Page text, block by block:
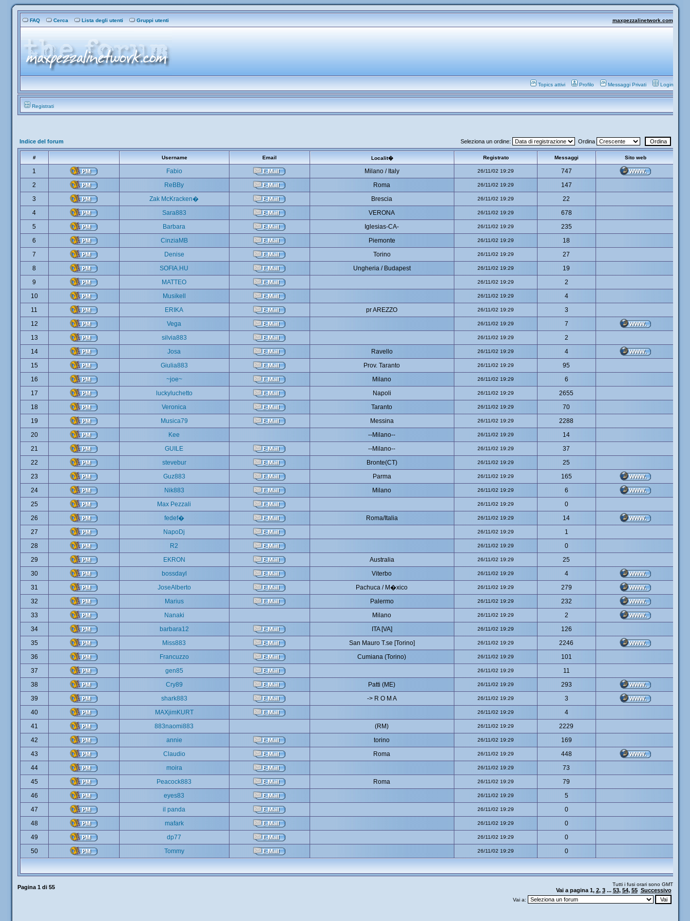
FAQ Cerca Lista degli utenti Gruppi utenti maxpezzalinetwork.com
Topics attivi Profilo Messaggi Privati Login
Registrati
Indice del forum Seleziona un ordine: Ordina
# Username Email Localit� Registrato Messaggi Sito web
1 Fabio Milano / Italy 26/11/02 19:29
747
2
ReBBy Roma 26/11/02 19:29
147
3
Zak McKracken� Brescia 26/11/02 19:29
22
4
Sara883 VERONA 26/11/02 19:29
678
5
Barbara Iglesias-CA- 26/11/02 19:29
235
6
CinziaMB Piemonte 26/11/02 19:29
18
7
Denise Torino 26/11/02 19:29
27
8
SOFIA.HU Ungheria / Budapest 26/11/02 19:29
19
9
MATTEO 26/11/02 19:29
2
10
Musikell 26/11/02 19:29
4
11
ERIKA pr AREZZO 26/11/02 19:29
3
12
Vega 26/11/02 19:29
7
13
silvia883 26/11/02 19:29
2
14
Josa Ravello 26/11/02 19:29
4
15
Giulia883 Prov. Taranto 26/11/02 19:29
95
16
~joe~ Milano 26/11/02 19:29
6
17
luckyluchetto Napoli 26/11/02 19:29
2655
18
Veronica Taranto 26/11/02 19:29
70
19
Musica79 Messina 26/11/02 19:29
2288
20
Kee --Milano-- 26/11/02 19:29
14
21
GUILE --Milano-- 26/11/02 19:29
37
22
stevebur Bronte(CT) 26/11/02 19:29
25
23
Guz883 Parma 26/11/02 19:29
165
24
Nik883 Milano 26/11/02 19:29
6
25
Max Pezzali 26/11/02 19:29
0
26
fedef� Roma/Italia 26/11/02 19:29
14
27
NapoDj 26/11/02 19:29
1
28
R2 26/11/02 19:29
0
29
EKRON Australia 26/11/02 19:29
25
30
bossdayl Viterbo 26/11/02 19:29
4
31
JoseAlberto Pachuca / M�xico 26/11/02 19:29
279
32
Marius Palermo 26/11/02 19:29
232
33
Nanaki Milano 26/11/02 19:29
2
34
barbara12 ITA [VA] 26/11/02 19:29
126
35
Miss883 San Mauro T.se [Torino] 26/11/02 19:29
2246
36
Francuzzo Cumiana (Torino) 26/11/02 19:29
101
37
gen85 26/11/02 19:29
11
38
Cry89 Patti (ME) 26/11/02 19:29
293
39
shark883 -> R O M A 26/11/02 19:29
3
40
MAXjimKURT 26/11/02 19:29
4
41
883naomi883 (RM) 26/11/02 19:29
2229
42
annie torino 26/11/02 19:29
169
43
Claudio Roma 26/11/02 19:29
448
44
moira 26/11/02 19:29
73
45
Peacock883 Roma 26/11/02 19:29
79
46
eyes83 26/11/02 19:29
5
47
il panda 26/11/02 19:29
0
48
mafark 26/11/02 19:29
0
49
dp77 26/11/02 19:29
0
50
Tommy 26/11/02 19:29 0
Pagina 1di 55 Tutti i fusi orari sono GMT
Vai a pagina 1, 2, 3... 53, 54, 55 Successivo
Vai a: